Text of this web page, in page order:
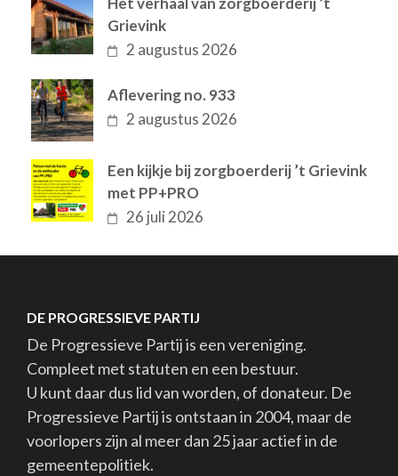
Grievink
2 augustus 2026
Aflevering no. 933
2 augustus 2026
Een kijkje bij zorgboerderij ’t Grievink
met PP+PRO
26 juli 2026
DE PROGRESSIEVE PARTIJ
De Progressieve Partij is een vereniging.
Compleet met statuten en een bestuur.
U kunt daar dus lid van worden, of donateur. De
Progressieve Partij is ontstaan in 2004, maar de
voorlopers zijn al meer dan 25 jaar actief in de
gemeentepolitiek.